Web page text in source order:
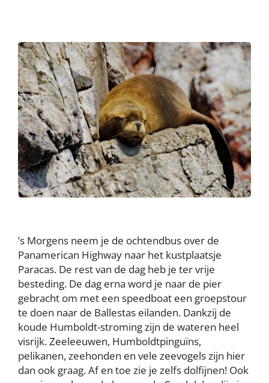
’s Morgens neem je de ochtendbus over de
Panamerican Highway naar het kustplaatsje
Paracas. De rest van de dag heb je ter vrije
besteding. De dag erna word je naar de pier
gebracht om met een speedboat een groepstour
te doen naar de Ballestas eilanden. Dankzij de
koude Humboldt-stroming zijn de wateren heel
visrijk. Zeeleeuwen, Humboldtpinguïns,
pelikanen, zeehonden en vele zeevogels zijn hier
dan ook graag. Af en toe zie je zelfs dolfijnen! Ook